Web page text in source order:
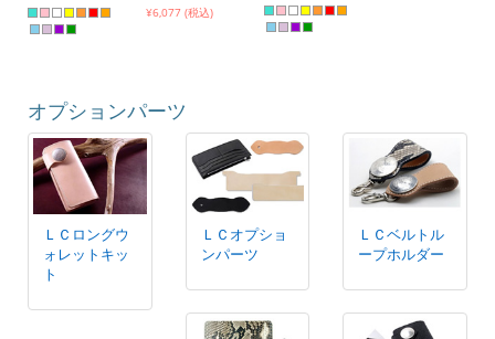
¥6,077 (税込)
オプションパーツ
ＬＣロングウ
ォレットキッ
ト
ＬＣオプショ
ンパーツ
ＬＣベルトル
ープホルダー